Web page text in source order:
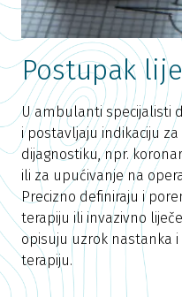
Postupak
U ambulanti specijalisti
i postavljaju indikaciju
dijagnostiku, npr.
ili za upućivanje na
Precizno definiraju i
terapiju ili invazivno
opisuju uzrok nastanka
terapiju.